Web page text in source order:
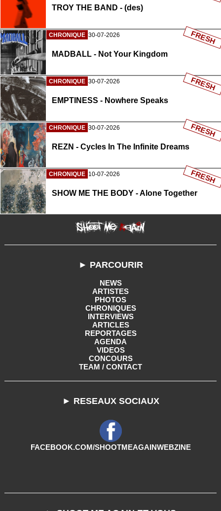
TROY THE BAND - (des)
CHRONIQUE 30-07-2026
MADBALL - Not Your Kingdom
FRESH
CHRONIQUE 30-07-2026
EMPTINESS - Nowhere Speaks
FRESH
CHRONIQUE 30-07-2026
REZN - Cycles In The Infinite Dreams
FRESH
CHRONIQUE 10-07-2026
SHOW ME THE BODY - Alone Together
FRESH
► PARCOURIR
NEWS
ARTISTES
PHOTOS
CHRONIQUES
INTERVIEWS
ARTICLES
REPORTAGES
AGENDA
VIDEOS
CONCOURS
TEAM / CONTACT
► RESEAUX SOCIAUX
FACEBOOK.COM/SHOOTMEAGAINWEBZINE